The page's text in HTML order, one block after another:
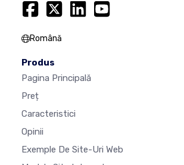
Română
Produs
Pagina Principală
Preț
Caracteristici
Opinii
Exemple De Site-Uri Web